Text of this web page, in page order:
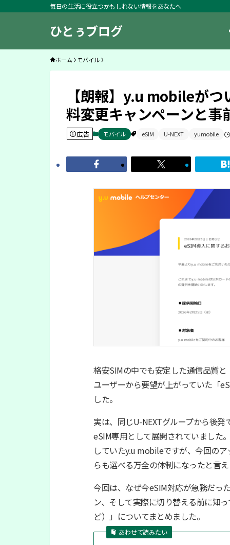
毎日の生活に役立つかもしれない情報をあなたへ
ひとぅブログ
ホーム モバイル
【朗報】y.u mobileが
料変更キャンペーンと事
広告 モバイル eSIM U-NEXT yumobile
格安SIMの中でも安定した通信品質
ユーザーから要望が上がっていた「
した。
実は、同じU-NEXTグループから後
eSIM専用として展開されていました
していたy.u mobileですが、今回の
らも選べる万全の体制になったと言
今回は、なぜ今eSIM対応が急務だっ
ン、そして実際に切り替える前に知
ど）」についてまとめました。
あわせて読みたい